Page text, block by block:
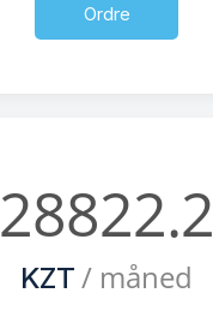
Ordre
28822.2
KZT / måned